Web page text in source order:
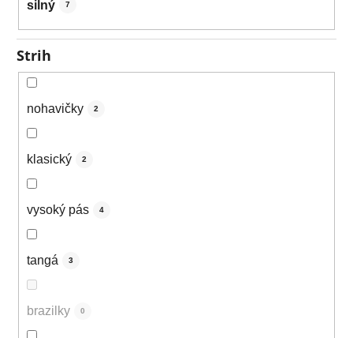
silný 7
Strih
nohavičky 2
klasický 2
vysoký pás 4
tangá 3
brazilky 0